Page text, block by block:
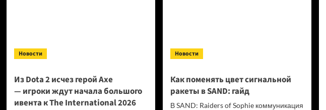
Новости
Из Dota 2 исчез герой Axe
— игроки ждут начала большого
ивента к The International 2026
Новости
Как поменять цвет сигнальной
ракеты в SAND: гайд
В SAND: Raiders of Sophie коммуникация